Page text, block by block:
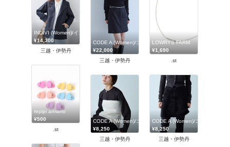
INDIVI (Women)/インディヴィ
¥14,300
三越・伊勢丹
CODE A (Women)/コードエー
¥22,000
三越・伊勢丹
LOWRYS FARM
¥1,690
.st
repipi armario
¥500
.st
CODE A (Women)/コードエー
¥8,250
三越・伊勢丹
CODE A (Women)/コードエー
¥8,250
三越・伊勢丹